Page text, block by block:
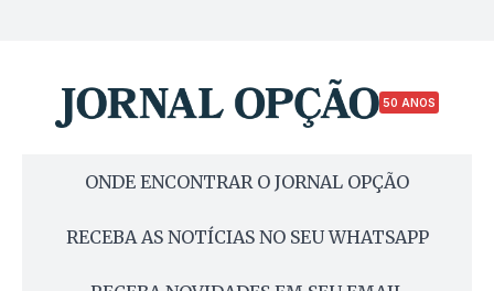
50 ANOS
ONDE ENCONTRAR O JORNAL OPÇÃO
RECEBA AS NOTÍCIAS NO SEU WHATSAPP